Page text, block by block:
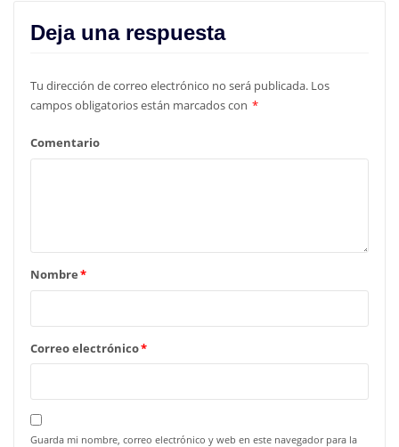
Deja una respuesta
Tu dirección de correo electrónico no será publicada. Los
campos obligatorios están marcados con *
Comentario
Nombre*
Correo electrónico*
Guarda mi nombre, correo electrónico y web en este navegador para la